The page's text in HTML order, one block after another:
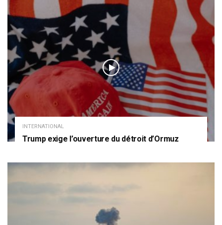
INTERNATIONAL
Trump exige l’ouverture du détroit d’Ormuz